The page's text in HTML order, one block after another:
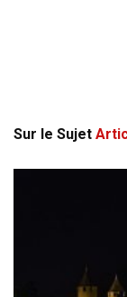
Sur le Sujet